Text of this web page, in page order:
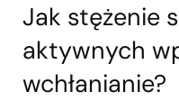
Jak stężenie
aktywnych
wchłanianie?